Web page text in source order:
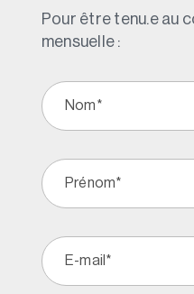
Pour être tenu.e au
mensuelle :